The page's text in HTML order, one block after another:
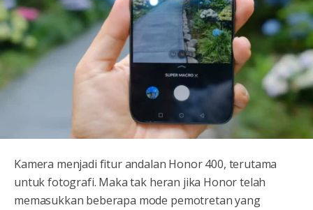
Kamera menjadi fitur andalan Honor 400, terutama
untuk fotografi. Maka tak heran jika Honor telah
memasukkan beberapa mode pemotretan yang